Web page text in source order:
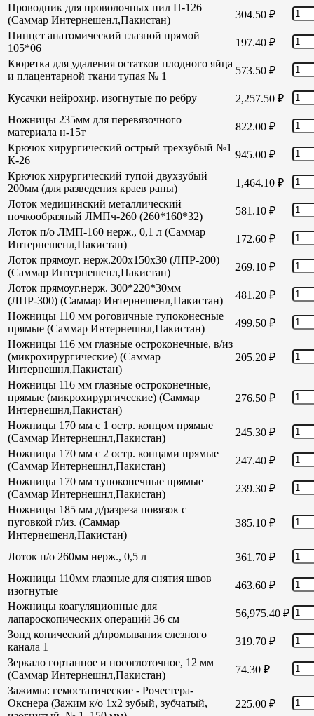
Проводник для проволочных пил П-126
(Саммар Интернешенл,Пакистан)
304.50 ₽
Пинцет анатомический глазной прямой
105*06
197.40 ₽
Кюретка для удаления остатков плодного яйца
и плацентарной ткани тупая № 1
573.50 ₽
Кусачки нейрохир. изогнутые по ребру 2,257.50 ₽
Ножницы 235мм для перевязочного
материала н-15т
822.00 ₽
Крючок хирургический острый трехзубый №1
К-26
945.00 ₽
Крючок хирургический тупой двухзубый
200мм (для разведения краев раны)
1,464.10 ₽
Лоток медицинский металлический
почкообразный ЛМПч-260 (260*160*32)
581.10 ₽
Лоток п/о ЛМП-160 нерж., 0,1 л (Саммар
Интернешенл,Пакистан)
172.60 ₽
Лоток прямоуг. нерж.200х150х30 (ЛПР-200)
(Саммар Интернешенл,Пакистан)
269.10 ₽
Лоток прямоуг.нерж. 300*220*30мм
(ЛПР-300) (Саммар Интернешенл,Пакистан)
481.20 ₽
Ножницы 110 мм роговичные тупоконесные
прямые (Саммар Интернешнл,Пакистан)
499.50 ₽
Ножницы 116 мм глазные остроконечные, в/из
(микрохирургические) (Саммар
Интернешнл,Пакистан)
205.20 ₽
Ножницы 116 мм глазные остроконечные,
прямые (микрохирургические) (Саммар
Интернешнл,Пакистан)
276.50 ₽
Ножницы 170 мм с 1 остр. концом прямые
(Саммар Интернешнл,Пакистан)
245.30 ₽
Ножницы 170 мм с 2 остр. концами прямые
(Саммар Интернешнл,Пакистан)
247.40 ₽
Ножницы 170 мм тупоконечные прямые
(Саммар Интернешнл,Пакистан)
239.30 ₽
Ножницы 185 мм д/разреза повязок с
пуговкой г/из. (Саммар
Интернешенл,Пакистан)
385.10 ₽
Лоток п/о 260мм нерж., 0,5 л 361.70 ₽
Ножницы 110мм глазные для снятия швов
изогнутые
463.60 ₽
Ножницы коагуляционные для
лапароскопических операций 36 см
56,975.40 ₽
Зонд конический д/промывания слезного
канала 1
319.70 ₽
Зеркало гортанное и носоглоточное, 12 мм
(Саммар Интернешнл,Пакистан)
74.30 ₽
Зажимы: гемостатические - Рочестера-
Окснера (Зажим к/о 1х2 зубый, зубчатый,
225.00 ₽